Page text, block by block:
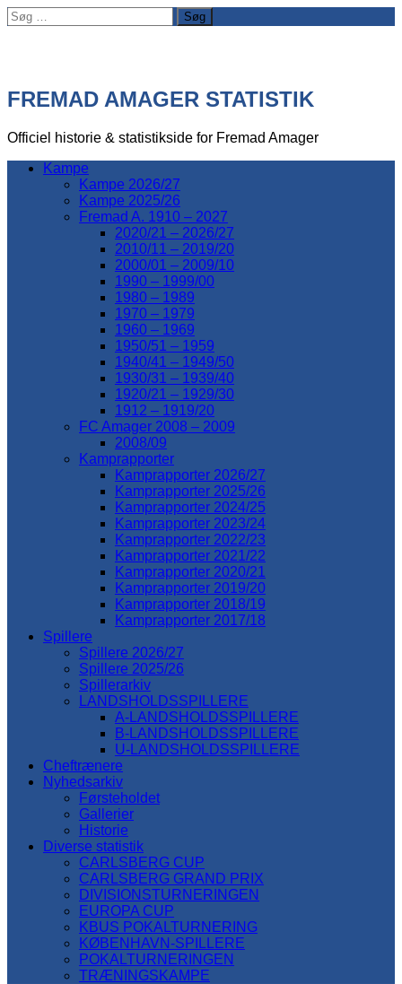
Søg
efter:
FREMAD AMAGER STATISTIK
Officiel historie & statistikside for Fremad Amager
Kampe
Kampe 2026/27
Kampe 2025/26
Fremad A. 1910 – 2027
2020/21 – 2026/27
2010/11 – 2019/20
2000/01 – 2009/10
1990 – 1999/00
1980 – 1989
1970 – 1979
1960 – 1969
1950/51 – 1959
1940/41 – 1949/50
1930/31 – 1939/40
1920/21 – 1929/30
1912 – 1919/20
FC Amager 2008 – 2009
2008/09
Kamprapporter
Kamprapporter 2026/27
Kamprapporter 2025/26
Kamprapporter 2024/25
Kamprapporter 2023/24
Kamprapporter 2022/23
Kamprapporter 2021/22
Kamprapporter 2020/21
Kamprapporter 2019/20
Kamprapporter 2018/19
Kamprapporter 2017/18
Spillere
Spillere 2026/27
Spillere 2025/26
Spillerarkiv
LANDSHOLDSSPILLERE
A-LANDSHOLDSSPILLERE
B-LANDSHOLDSSPILLERE
U-LANDSHOLDSSPILLERE
Cheftrænere
Nyhedsarkiv
Førsteholdet
Gallerier
Historie
Diverse statistik
CARLSBERG CUP
CARLSBERG GRAND PRIX
DIVISIONSTURNERINGEN
EUROPA CUP
KBUS POKALTURNERING
KØBENHAVN-SPILLERE
POKALTURNERINGEN
TRÆNINGSKAMPE